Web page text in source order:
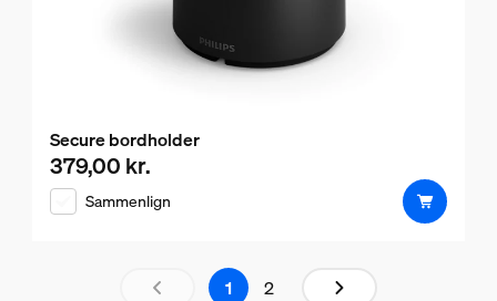
Secure bordholder
Nuværende pris er 379,00 kr.
379,00 kr.
Sammenlign
Resultatside 1 af 2 indlæst
1 2